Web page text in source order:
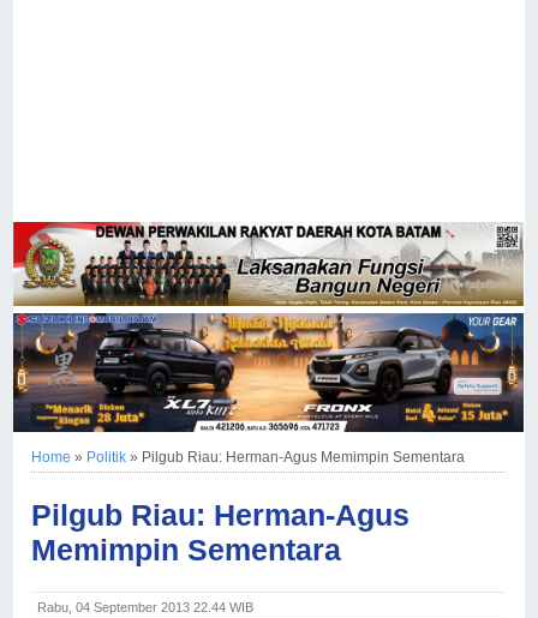
Home » Politik » Pilgub Riau: Herman-Agus Memimpin Sementara
Pilgub Riau: Herman-Agus
Memimpin Sementara
Rabu, 04 September 2013 22.44 WIB